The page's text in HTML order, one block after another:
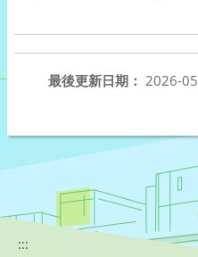
最後更新日期： 2026-
:::